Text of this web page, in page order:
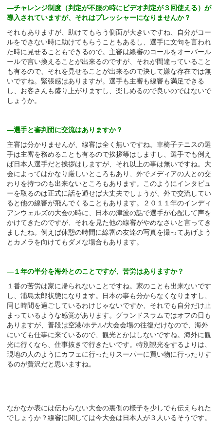
—チャレンジ制度（判定が不服の時にビデオ判定が３回使える）が
導入されていますが、それはプレッシャーになりませんか？
それもありますが、助けてもらう側面が大きいですね、自分がコー
ルをできない時に助けてもらうこともあるし、選手に文句を言われ
た時に見せることもできるので。主審は線審のコールをオーバール
ールで言い換えることが出来るのですが、それが間違っていること
も有るので、それを見せることが出来るので決して嫌な存在では無
いですね。緊張感はありますが。選手も主審も線審も満足できる
し、お客さんも盛り上がりますし、楽しめるので良いのではないで
しょうか。
—選手と審判団に交流はありますか？
主審は分かりませんが、線審は全く無いですね。車椅子テニスの選
手は主審を務めることも有るので挨拶等はしますし、選手でも例え
ば日本人選手だと挨拶はしますが、それ以上の事は無いですね。大
会によってはかなり厳しいところもあり、外でメディアの人との交
わりを持つのも出来ないところもあります。このようにインタビュ
ーを取るのは正式に話を通せば大丈夫でしょうが、外で交流してい
ると他の線審が飛んでくることもあります。２０１１年のインディ
アンウェルズの大会の時に、日本の津波の話で選手が心配して声を
かけてきたのですが、それを見た他の線審がやめなさいと言ってき
ましたね。例えば休憩の時間に線審の友達の写真を撮ってあげよう
とカメラを向けてもダメな場合もあります。
—１年の半分を海外とのことですが、苦労はありますか？
１番の苦労は家に帰られないことですね。家のことも出来ないです
し、浦島太郎状態になります。日本の事も分からなくなりますし、
同じ時間を過ごしているわけじゃないですか、それでも自分だけ止
まっているような感覚があります。グランドスラムではオフの日も
ありますが、普段は空港/ホテル/大会会場の往復だけなので、海外
にいても仕事に来ているので、観光とかはしないですね。海外に観
光に行くなら、仕事抜きで行きたいです。特別観光をするよりは、
現地の人のようにカフェに行ったりスーパーに買い物に行ったりす
るのが贅沢だと思いますね。
なかなか表には伝わらない大会の裏側の様子を少しでも伝えられた
でしょうか？線審に関しては今大会は日本人が３人いるそうです。